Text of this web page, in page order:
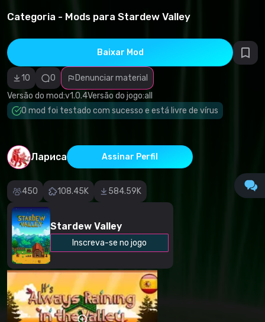
Categoria - Mods para Stardew Valley
Baixar Mod
10 0
Denunciar material
Versão do mod:v1.0.4Versão do jogo:all
O mod foi testado com sucesso e está livre de vírus
Лариса Assinar Perfil
450 108.45K 584.59K
Stardew Valley
Inscreva-se no jogo
incorreta
Software
malicioso/vírus
Conteúdo não
funcional
Descrição